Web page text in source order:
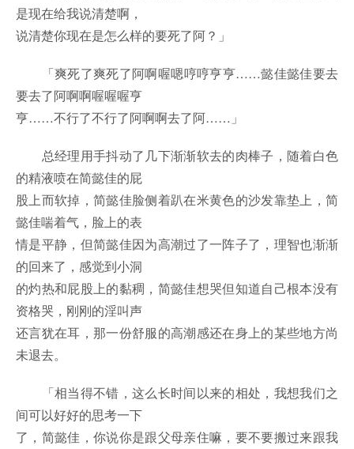
是现在给我说清楚啊，
说清楚你现在是怎么样的要死了阿？」
「爽死了爽死了阿啊喔嗯哼哼亨亨……懿佳懿佳要去
要去了阿啊啊喔喔喔亨
亨……不行了不行了阿啊啊去了阿……」
总经理用手抖动了几下渐渐软去的肉棒子，随着白色
的精液喷在简懿佳的屁
股上而软掉，简懿佳脸侧着趴在米黄色的沙发靠垫上，简
懿佳喘着气，脸上的表
情是平静，但简懿佳因为高潮过了一阵子了，理智也渐渐
的回来了，感觉到小洞
的灼热和屁股上的黏稠，简懿佳想哭但知道自己根本没有
资格哭，刚刚的淫叫声
还言犹在耳，那一份舒服的高潮感还在身上的某些地方尚
未退去。
「相当得不错，这么长时间以来的相处，我想我们之
间可以好好的思考一下
了，简懿佳，你说你是跟父母亲住嘛，要不要搬过来跟我